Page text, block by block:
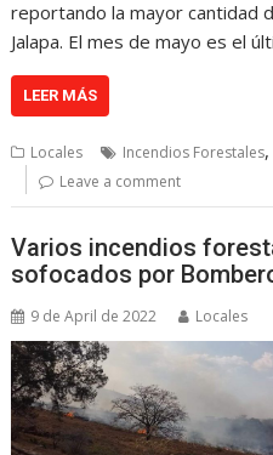
reportando la mayor cantidad
Jalapa. El mes de mayo es el
LEER MÁS
Locales Incendios Forestales,
Leave a comment
Varios incendios
sofocados por
9 de April de 2022 Locales